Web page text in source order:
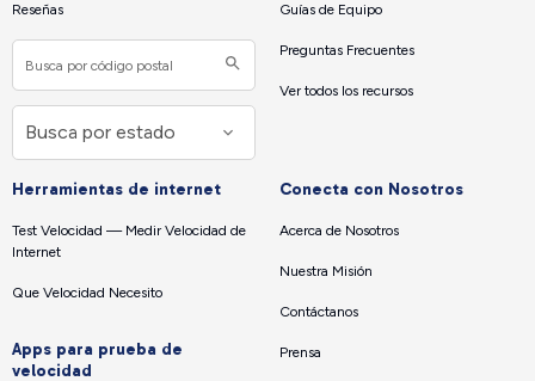
Reseñas Guías de Equipo
Preguntas Frecuentes
Ver todos los recursos
Herramientas de internet
Test Velocidad — Medir Velocidad de
Internet
Que Velocidad Necesito
Apps para prueba de
velocidad
Conecta con Nosotros
Acerca de Nosotros
Nuestra Misión
Contáctanos
Prensa